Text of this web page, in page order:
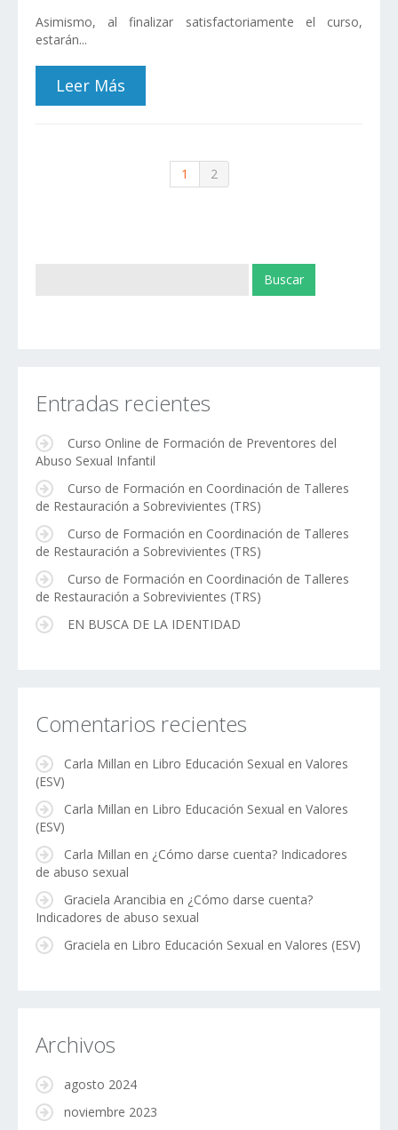
Asimismo, al finalizar satisfactoriamente el curso,
estarán...
Leer Más
1 2
Entradas recientes
Curso Online de Formación de Preventores del
Abuso Sexual Infantil
Curso de Formación en Coordinación de Talleres
de Restauración a Sobrevivientes (TRS)
Curso de Formación en Coordinación de Talleres
de Restauración a Sobrevivientes (TRS)
Curso de Formación en Coordinación de Talleres
de Restauración a Sobrevivientes (TRS)
EN BUSCA DE LA IDENTIDAD
Comentarios recientes
Carla Millan en Libro Educación Sexual en Valores
(ESV)
Carla Millan en Libro Educación Sexual en Valores
(ESV)
Carla Millan en ¿Cómo darse cuenta? Indicadores
de abuso sexual
Graciela Arancibia en ¿Cómo darse cuenta?
Indicadores de abuso sexual
Graciela en Libro Educación Sexual en Valores (ESV)
Archivos
agosto 2024
noviembre 2023